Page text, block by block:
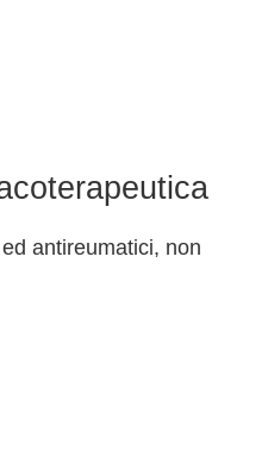
antireumatici, non